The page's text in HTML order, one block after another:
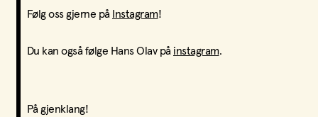
Følg oss gjerne på Instagram!
Du kan også følge Hans Olav på instagram.
På gjenklang!